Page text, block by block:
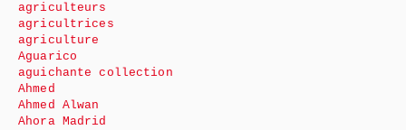
agriculteurs
agricultrices
agriculture
Aguarico
aguichante collection
Ahmed
Ahmed Alwan
Ahora Madrid